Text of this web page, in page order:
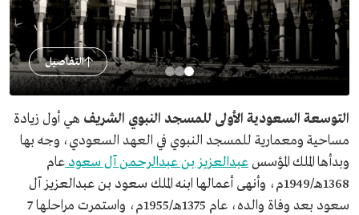
التفاصيل
التوسعة السعودية الأولى للمسجد النبوي الشريف هي أول زيادة
مساحية ومعمارية للمسجد النبوي في العهد السعودي، وجه بها
وبدأها الملك المؤسسعبدالعزيز بن عبدالرحمن آل سعود عام
1368هـ/1949م، وأنهى أعمالها ابنه الملك سعود بن عبدالعزيز آل
سعود بعد وفاة والده، عام 1375هـ/1955م، واستمرت مراحلها 7